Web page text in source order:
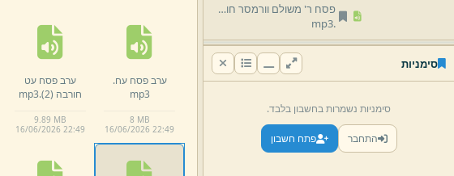
פסח ר' משולם וורמסר חורבה עט (1)
.
mp3
פסח ר' משולם וורמסר חורבה עט (2)
.
mp3
.
mp3
סימניות
סימניות נשמרות בחשבון בלבד.
התחבר פתח חשבון
ערב פסח עח.
mp3
8 MB
16/06/2026 22:49
ערב פסח עט
חורבה (2)
.
mp3
9.89 MB
16/06/2026 22:49